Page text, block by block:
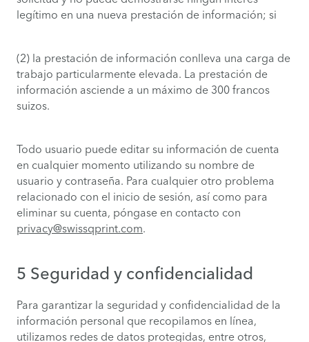
legítimo en una nueva prestación de información; si
(2) la prestación de información conlleva una carga de
trabajo particularmente elevada. La prestación de
información asciende a un máximo de 300 francos
suizos.
Todo usuario puede editar su información de cuenta
en cualquier momento utilizando su nombre de
usuario y contraseña. Para cualquier otro problema
relacionado con el inicio de sesión, así como para
eliminar su cuenta, póngase en contacto con
privacy@swissqprint.com.
5 Seguridad y confidencialidad
Para garantizar la seguridad y confidencialidad de la
información personal que recopilamos en línea,
utilizamos redes de datos protegidas, entre otros,